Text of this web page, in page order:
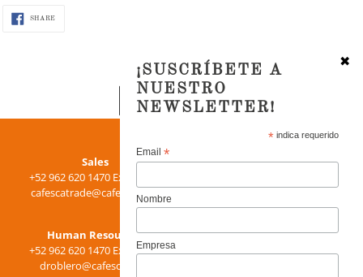
✖
¡SUSCRÍBETE A
NUESTRO
NEWSLETTER!
*indica requerido
Email *
Nombre
Empresa
SHAREON
BACK TO BLOG
navigate
Sales
+52 962 620 1470 Ext. 15105
cafescatrade@cafesca.com
chernandez@cafesca.com
Human Resources
+52 962 620 1470 Ext. 15120
droblero@cafesca.com
Follow us